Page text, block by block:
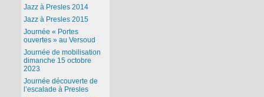
Jazz à Presles 2014
Jazz à Presles 2015
Journée « Portes
ouvertes » au Versoud
Journée de mobilisation
dimanche 15 octobre
2023
Journée découverte de
l’escalade à Presles